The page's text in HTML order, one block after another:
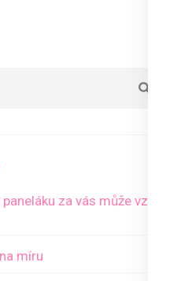
za vás může vzít
míru